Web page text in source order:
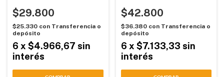
$29.800
$25.330 con Transferencia o
depósito
6 x $4.966,67 sin
interés
$42.800
$36.380 con Transferencia o
depósito
6 x $7.133,33 sin
interés